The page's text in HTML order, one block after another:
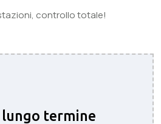
controllo totale!
termine